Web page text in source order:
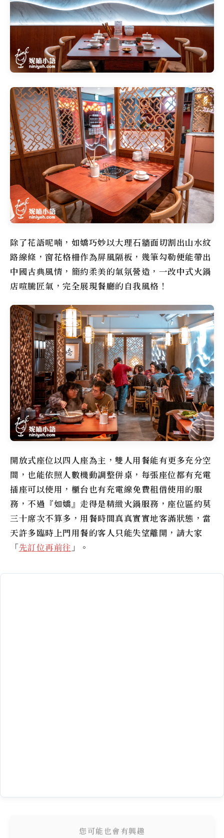
除了花語呢喃， 如嬌巧妙以大理石牆面切割出山水紋
路線條，窗花格柵作為屏風隔板，幾筆勾勒便能帶出
中國古典風情，簡約柔美的氣氛營造，一改中式火鍋
店喧騰匠氣，完全展現餐廳的自我風格！
開放式座位以四人座為主，雙人用餐能有更多充分空
間，也能依照人數機動調整併桌，每張座位都有充電
插座可以使用，櫃台也有充電線免費租借使用的服
務，不過『如嬌』走得是精緻火鍋服務，座位區約莫
三十席次不算多，用餐時間真真實實地客滿狀態，當
天許多臨時上門用餐的客人只能失望離開，請大家
「先訂位再前往 」。
您可能也會有興趣